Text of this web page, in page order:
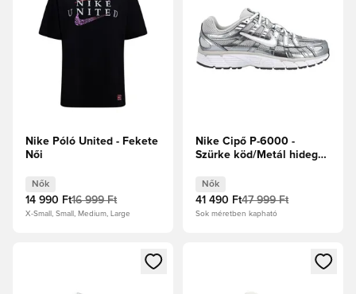
Nike Póló United - Fekete
Női
Nők
14 990 Ft16 999 Ft
X-Small, Small, Medium, Large
Nike Cipő P-6000 -
Szürke köd/Metál hideg
Nők
41 490 Ft47 999 Ft
Sok méretben kapható
Megnyit egy modált a bejelentkezéshez vagy a tagként
Megnyit egy modált a